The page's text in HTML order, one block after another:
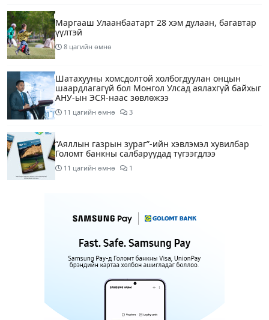
Маргааш Улаанбаатарт 28 хэм дулаан, багавтар
үүлтэй
8 цагийн өмнө
Шатахууны хомсдолтой холбогдуулан онцын
шаардлагагүй бол Монгол Улсад аялахгүй байхыг
АНУ-ын ЭСЯ-наас зөвлөжээ
11 цагийн өмнө 3
“Аяллын газрын зураг”-ийн хэвлэмэл хувилбар
Голомт банкны салбаруудад түгээгдлээ
11 цагийн өмнө 1
анхаарахыг үүрэг болголоо
Бүх шатанд хэмнэлтийн горимд шилжиж, найр
наадам, зөвлөгөөн, гадаад томилолтыг